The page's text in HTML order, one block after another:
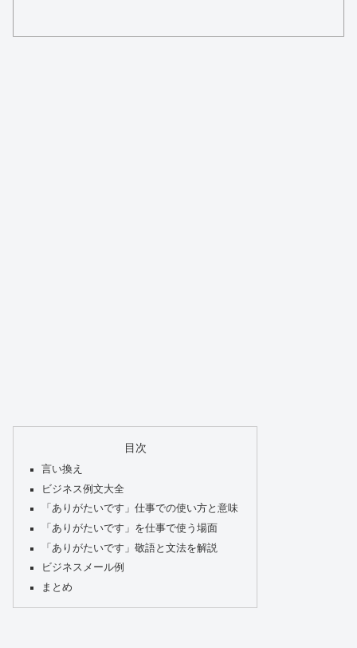
目次
言い換え
ビジネス例文大全
「ありがたいです」仕事での使い方と意味
「ありがたいです」を仕事で使う場面
「ありがたいです」敬語と文法を解説
ビジネスメール例
まとめ